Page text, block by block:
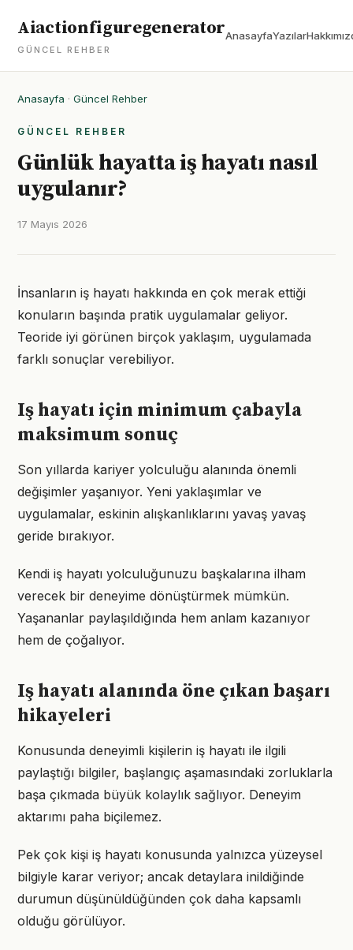
Aiactionfiguregenerator
GÜNCEL REHBER
AnasayfaYazılar
Anasayfa · Güncel Rehber
GÜNCEL REHBER
Günlük hayatta iş hayatı nasıl
uygulanır?
17 Mayıs 2026
İnsanların iş hayatı hakkında en çok merak ettiği
konuların başında pratik uygulamalar geliyor.
Teoride iyi görünen birçok yaklaşım, uygulamada
farklı sonuçlar verebiliyor.
Iş hayatı için minimum çabayla
maksimum sonuç
Son yıllarda kariyer yolculuğu alanında önemli
değişimler yaşanıyor. Yeni yaklaşımlar ve
uygulamalar, eskinin alışkanlıklarını yavaş yavaş
geride bırakıyor.
Kendi iş hayatı yolculuğunuzu başkalarına ilham
verecek bir deneyime dönüştürmek mümkün.
Yaşananlar paylaşıldığında hem anlam kazanıyor
hem de çoğalıyor.
Iş hayatı alanında öne çıkan başarı
hikayeleri
Konusunda deneyimli kişilerin iş hayatı ile ilgili
paylaştığı bilgiler, başlangıç aşamasındaki zorluklarla
başa çıkmada büyük kolaylık sağlıyor. Deneyim
aktarımı paha biçilemez.
Pek çok kişi iş hayatı konusunda yalnızca yüzeysel
bilgiyle karar veriyor; ancak detaylara inildiğinde
durumun düşünüldüğünden çok daha kapsamlı
olduğu görülüyor.